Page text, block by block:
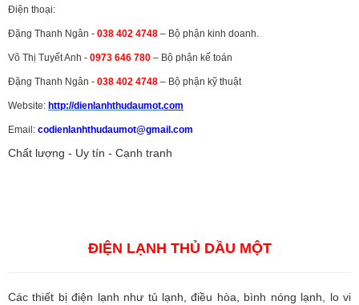
Điện thoại:
Đặng Thanh Ngân - 038 402 4748 – Bộ phận kinh doanh.
Võ Thị Tuyết Anh - 0973 646 780 – Bộ phận kế toán
Đặng Thanh Ngân - 038 402 4748 – Bộ phận kỹ thuật
Website: http://dienlanhthudaumot.com
Email: codienlanhthudaumot@gmail.com
Chất lượng - Uy tín - Cạnh tranh
ĐIỆN LẠNH THỦ DẦU MỘT
Các thiết bị điện lạnh như tủ lạnh, điều hòa, bình nóng lạnh, lo vi